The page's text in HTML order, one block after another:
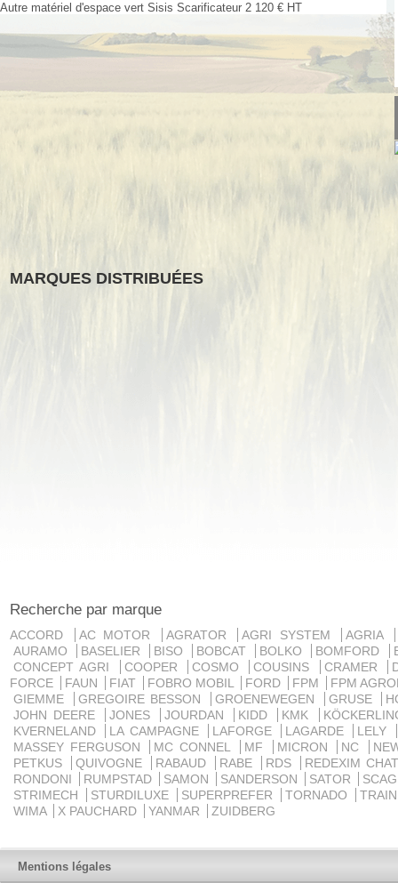
Autre matériel d'espace vert Sisis Scarificateur 2 120 € HT
MARQUES DISTRIBUÉES
Recherche par marque
ACCORD AC MOTOR AGRATOR AGRI SYSTEM
AGRIA
AURAMO
BASELIER BISO BOBCAT BOLKO BOMFORD
CONCEPT AGRI
COOPER COSMO COUSINS CRAMER
FORCE
FAUN FIAT FOBRO MOBIL FORD FPM
FPM
GIEMME
GREGOIRE BESSON GROENEWEGEN GRUSE
JOHN DEERE
JONES JOURDAN KIDD KMK
KVERNELAND
LA CAMPAGNE LAFORGE LAGARDE
LELY
MASSEY FERGUSON
MC CONNEL MF MICRON NC
PETKUS
QUIVOGNE RABAUD RABE RDS
REDEXIM
RONDONI
RUMPSTAD SAMON SANDERSON SATOR
STRIMECH
STURDILUXE SUPERPREFER TORNADO
WIMA
X PAUCHARD YANMAR ZUIDBERG
Mentions légales